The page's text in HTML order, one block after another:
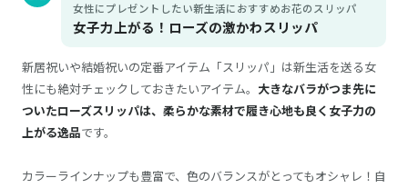
女性にプレゼントしたい新生活におすすめお花のスリッパ
女子力上がる！ローズの激かわスリッパ
新居祝いや結婚祝いの定番アイテム「スリッパ」は新生活を送る女
性にも絶対チェックしておきたいアイテム。 大きなバラがつま先に
ついたローズスリッパは、柔らかな素材で履き心地も良く女子力の
上がる逸品です。
カラーラインナップも豊富で、色のバランスがとってもオシャレ！自